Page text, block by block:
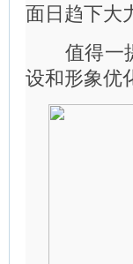
面日趋下大
值得一提
设和形象优